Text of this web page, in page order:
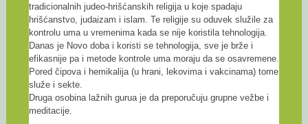
tradicionalnih judeo-hrišćanskih religija u koje spadaju
hrišćanstvo, judaizam i islam. Te religije su oduvek služile za
kontrolu uma u vremenima kada se nije koristila tehnologija.
Danas je Novo doba i koristi se tehnologija, sve je brže i
efikasnije pa i metode kontrole uma moraju da se osavremene.
Pored čipova i hemikalija (u hrani, lekovima i vakcinama) tome
služe i sekte.
Druga osobina lažnih gurua je da preporučuju grupne vežbe i
meditacije.